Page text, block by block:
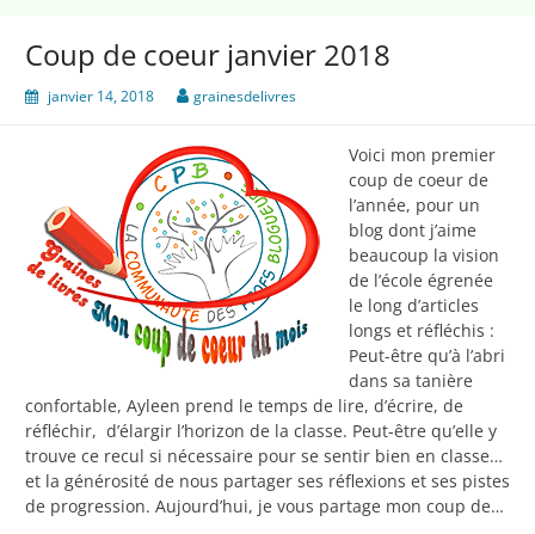
Coup de coeur janvier 2018
janvier 14, 2018 grainesdelivres
Voici mon premier
coup de coeur de
l’année, pour un
blog dont j’aime
beaucoup la vision
de l’école égrenée
le long d’articles
longs et réfléchis :
Peut-être qu’à l’abri
dans sa tanière
confortable, Ayleen prend le temps de lire, d’écrire, de
réfléchir, d’élargir l’horizon de la classe. Peut-être qu’elle y
trouve ce recul si nécessaire pour se sentir bien en classe…
et la générosité de nous partager ses réflexions et ses pistes
de progression. Aujourd’hui, je vous partage mon coup de…